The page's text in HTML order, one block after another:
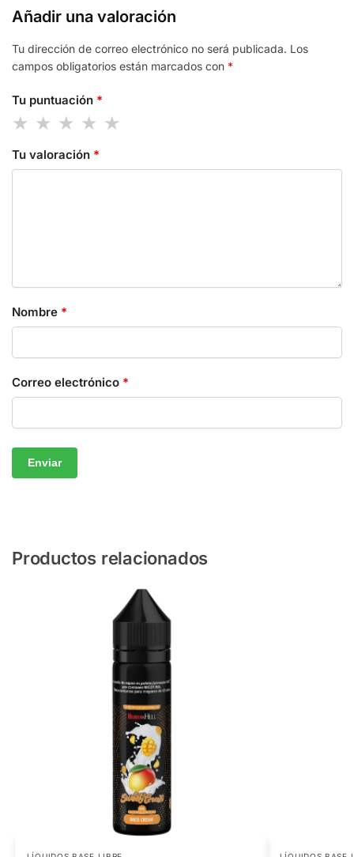
Añadir una valoración
Tu dirección de correo electrónico no será publicada. Los
campos obligatorios están marcados con *
Tu puntuación *
Tu valoración *
Nombre *
Correo electrónico *
Productos relacionados